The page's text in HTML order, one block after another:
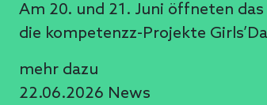
Am 20. und 21. Juni öffneten
die kompetenzz-Projekte
mehr dazu
22.06.2026 News